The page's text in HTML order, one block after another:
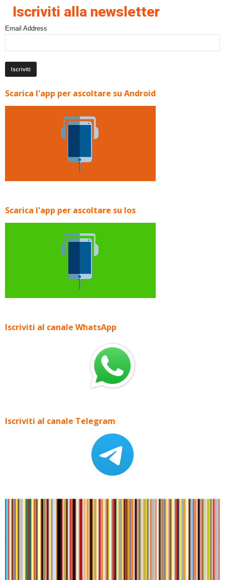
Iscriviti alla newsletter
Email Address
Scarica l'app per ascoltare su Android
Scarica l'app per ascoltare su Ios
Iscriviti al canale WhatsApp
Iscriviti al canale Telegram